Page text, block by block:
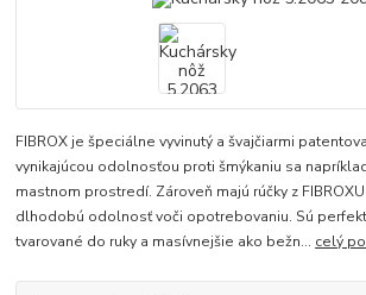
FIBROX je špeciálne vyvinutý a švajčiarmi
vynikajúcou odolnosťou proti šmýkaniu sa
mastnom prostredí. Zároveň majú rúčky z
dlhodobú odolnosť voči opotrebovaniu. Sú
tvarované do ruky a masívnejšie ako bežn... celý